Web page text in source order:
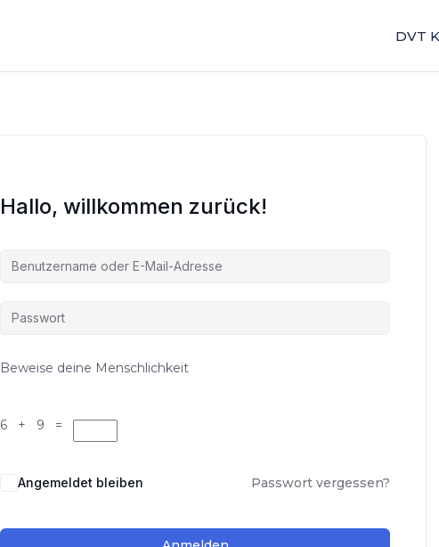
DVT
Hallo, willkommen zurück!
Beweise deine Menschlichkeit
6 + 9 =
Angemeldet bleiben Passwort vergessen?